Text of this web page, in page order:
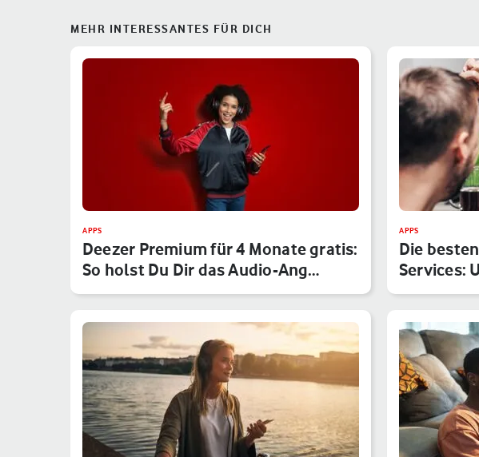
MEHR INTERESSANTES FÜR DICH
APPS
Deezer Premium für 4 Monate gratis:
So holst Du Dir das Audio-Ang…
APPS
Die
Services: